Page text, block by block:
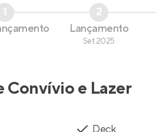
1
2
Lançamento
Set 2025
Convívio e Lazer
Deck